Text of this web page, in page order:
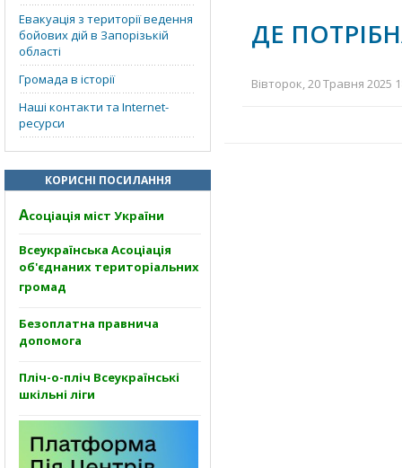
Евакуація з території ведення
бойових дій в Запорізькій
області
Громада в історії
Наші контакти та Internet-
ресурси
КОРИСНІ ПОСИЛАННЯ
Асоціація міст України
Всеукраїнська Асоціація
об'єднаних територіальних
громад
Безоплатна правнича
допомога
Пліч-о-пліч Всеукраїнські
шкільні ліги
ДЕ
Вівторок, 20 Травня 2025